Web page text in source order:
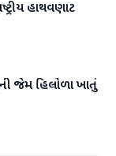
હાથવણાટ
જેમ હિલોળા ખાતું